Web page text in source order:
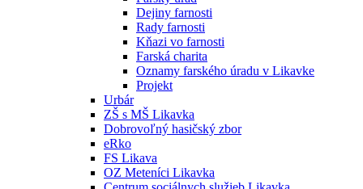
Dejiny farnosti
Rady farnosti
Kňazi vo farnosti
Farská charita
Oznamy farského úradu v Likavke
Projekt
Urbár
ZŠ s MŠ Likavka
Dobrovoľný hasičský zbor
eRko
FS Likava
OZ Meteníci Likavka